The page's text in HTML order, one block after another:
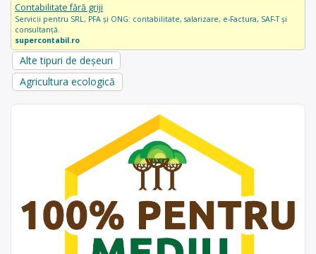
Contabilitate fără griji
Servicii pentru SRL, PFA și ONG: contabilitate, salarizare, e-Factura, SAF-T și
consultanță.
supercontabil.ro
Alte tipuri de deșeuri
Agricultura ecologică